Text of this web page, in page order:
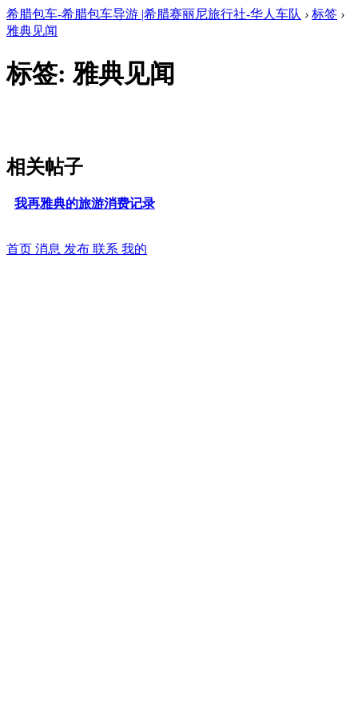
希腊包车-希腊包车导游 |希腊赛丽尼旅行社-华人车队 › 标签 ›
雅典见闻
标签: 雅典见闻
相关帖子
我再雅典的旅游消费记录
首页 消息 发布 联系 我的